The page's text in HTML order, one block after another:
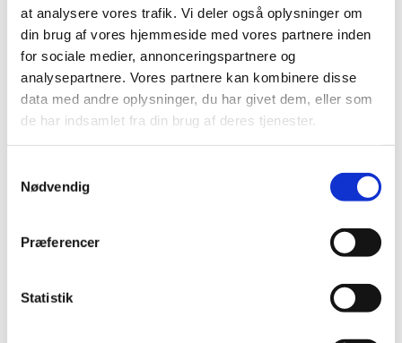
at analysere vores trafik. Vi deler også oplysninger om
din brug af vores hjemmeside med vores partnere inden
for sociale medier, annonceringspartnere og
analysepartnere. Vores partnere kan kombinere disse
data med andre oplysninger, du har givet dem, eller som
de har indsamlet fra din brug af deres tjenester.
Nødvendig
Præferencer
Statistik
2017 (167)
2016 (167)
2015 (33)
2014 (44)
2010 (7)
2008 (8)
oktober (2)